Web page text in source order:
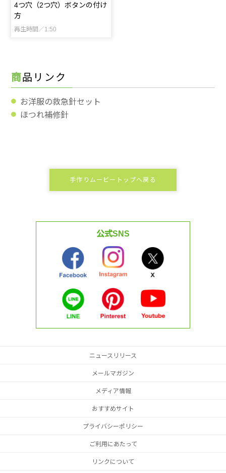
4つ穴（2つ穴）ボタンの付け
方
再生時間／1:50
商品リンク
お洋服の救急針セット
ほつれ補修針
手作りムービートップへ戻る
公式SNS
ニュースリリース
メールマガジン
メディア情報
おすすめサイト
プライバシーポリシー
ご利用にあたって
リンクについて